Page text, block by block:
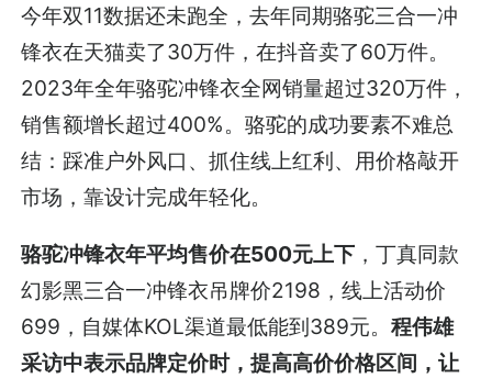
今年双11数据还未跑全，去年同期骆驼三合一冲
锋衣在天猫卖了30万件，在抖音卖了60万件。
2023年全年骆驼冲锋衣全网销量超过320万件，
销售额增长超过400%。骆驼的成功要素不难总
结：踩准户外风口、抓住线上红利、用价格敲开
市场，靠设计完成年轻化。
骆驼冲锋衣年平均售价在500元上下 ，丁真同款
幻影黑三合一冲锋衣吊牌价2198，线上活动价
699，自媒体KOL渠道最低能到389元。程伟雄
采访中表示品牌定价时，提高高价价格区间，让